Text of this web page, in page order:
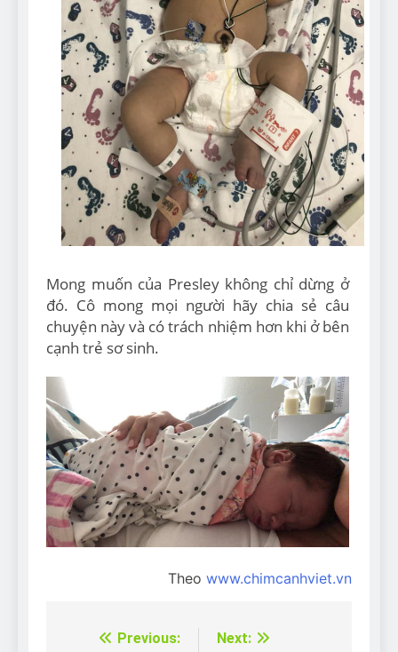
Mong muốn của Presley không chỉ dừng ở
đó. Cô mong mọi người hãy chia sẻ câu
chuyện này và có trách nhiệm hơn khi ở bên
cạnh trẻ sơ sinh.
Theo www.chimcanhviet.vn
Điều Previous: Next: